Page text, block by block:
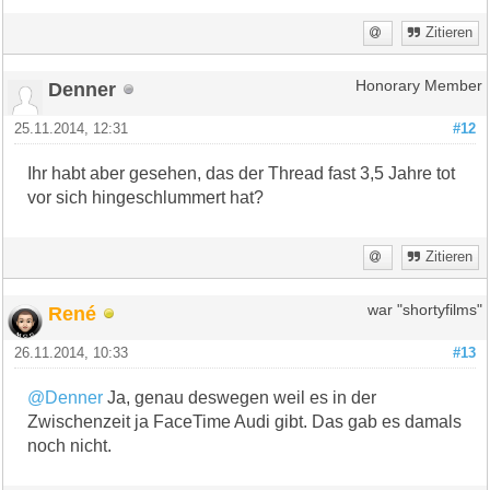
Zitieren
Denner Honorary Member
#12
25.11.2014, 12:31
Ihr habt aber gesehen, das der Thread fast 3,5 Jahre tot
vor sich hingeschlummert hat?
Zitieren
René war "shortyfilms"
#13
26.11.2014, 10:33
@Denner Ja, genau deswegen weil es in der
Zwischenzeit ja FaceTime Audi gibt. Das gab es damals
noch nicht.